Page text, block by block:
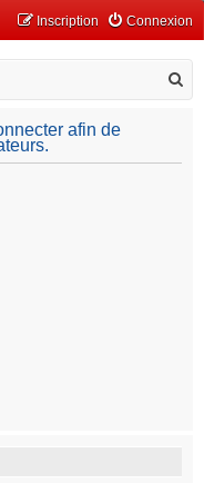
Connexion
Inscription
afin de